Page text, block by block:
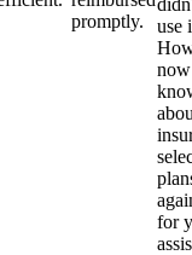
promptly.
use
for